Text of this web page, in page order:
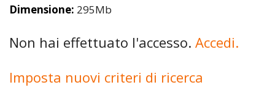
Dimensione: 295Mb
Non hai effettuato l'accesso. Accedi.
Imposta nuovi criteri di ricerca